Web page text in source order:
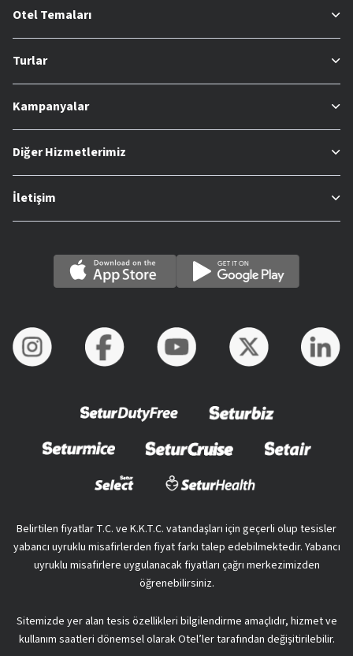
Otel Temaları
Turlar
Kampanyalar
Diğer Hizmetlerimiz
İletişim
Belirtilen fiyatlar T.C. ve K.K.T.C. vatandaşları için geçerli olup tesisler
yabancı uyruklu misafirlerden fiyat farkı talep edebilmektedir. Yabancı
uyruklu misafirlere uygulanacak fiyatları çağrı merkezimizden
öğrenebilirsiniz.
Sitemizde yer alan tesis özellikleri bilgilendirme amaçlıdır, hizmet ve
kullanım saatleri dönemsel olarak Otel’ler tarafından değişitirilebilir.